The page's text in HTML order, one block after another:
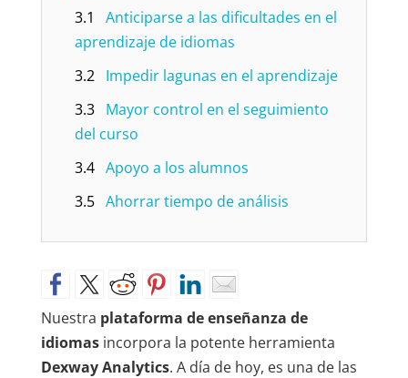
3.1
Anticiparse a las dificultades en el
aprendizaje de idiomas
3.2
Impedir lagunas en el aprendizaje
3.3
Mayor control en el seguimiento
del curso
3.4 Apoyo a los alumnos
3.5 Ahorrar tiempo de análisis
Nuestra plataforma de enseñanza de
idiomasincorpora la potente herramienta
Dexway Analytics. A día de hoy, es una de las